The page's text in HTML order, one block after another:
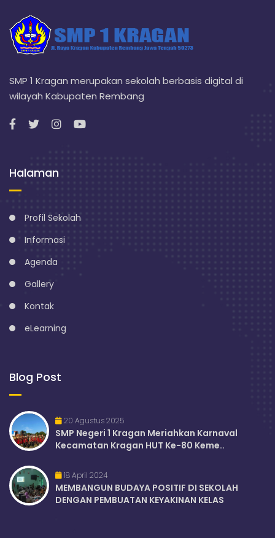
SMP 1 Kragan merupakan sekolah berbasis digital di
wilayah Kabupaten Rembang
Halaman
Profil Sekolah
Informasi
Agenda
Gallery
Kontak
eLearning
Blog Post
20 Agustus 2025
SMP Negeri 1 Kragan Meriahkan Karnaval
Kecamatan Kragan HUT Ke-80 Keme..
18 April 2024
MEMBANGUN BUDAYA POSITIF DI SEKOLAH
DENGAN PEMBUATAN KEYAKINAN KELAS